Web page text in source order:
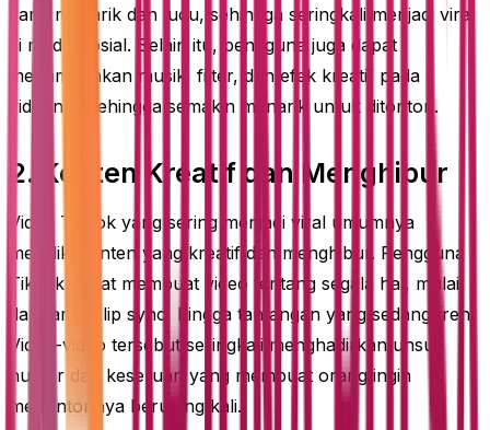
yang menarik dan lucu, sehingga seringkali menjadi viral
di media sosial. Selain itu, pengguna juga dapat
menambahkan musik, filter, dan efek kreatif pada
videonya sehingga semakin menarik untuk ditonton.
2. Konten Kreatif dan Menghibur
Video TikTok yang sering menjadi viral umumnya
memiliki konten yang kreatif dan menghibur. Pengguna
TikTok dapat membuat video tentang segala hal, mulai
dari tarian, lip sync, hingga tantangan yang sedang tren.
Video-video tersebut seringkali menghadirkan unsur
humor dan keseruan yang membuat orang ingin
menontonnya berulang kali.